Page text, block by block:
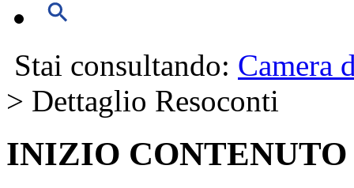
Stai consultando: Camera
> Dettaglio Resoconti
INIZIO CONTENUTO